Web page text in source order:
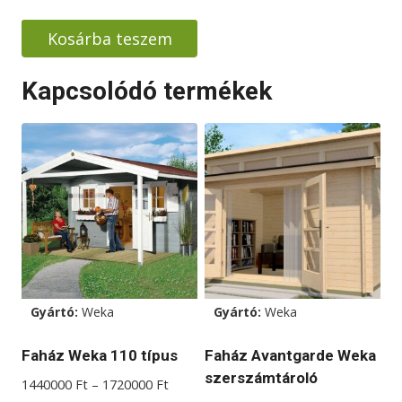
was:
1490000 Ft.
is:
1290000 Ft.
Kosárba teszem
Kapcsolódó termékek
Gyártó: Weka
Faház Weka 110 típus
1440000 Ft – 1720000 FtÁrtartomány:
Gyártó: Weka
Faház Avantgarde Weka
szerszámtároló